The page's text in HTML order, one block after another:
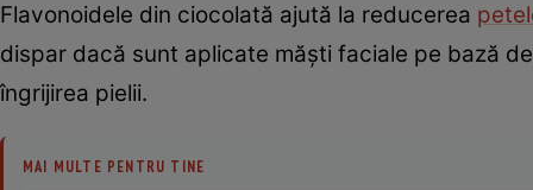
Flavonoidele din ciocolată ajută la reducerea
dispar dacă sunt aplicate măşti faciale pe bază
îngrijirea pielii.
MAI MULTE PENTRU TINE